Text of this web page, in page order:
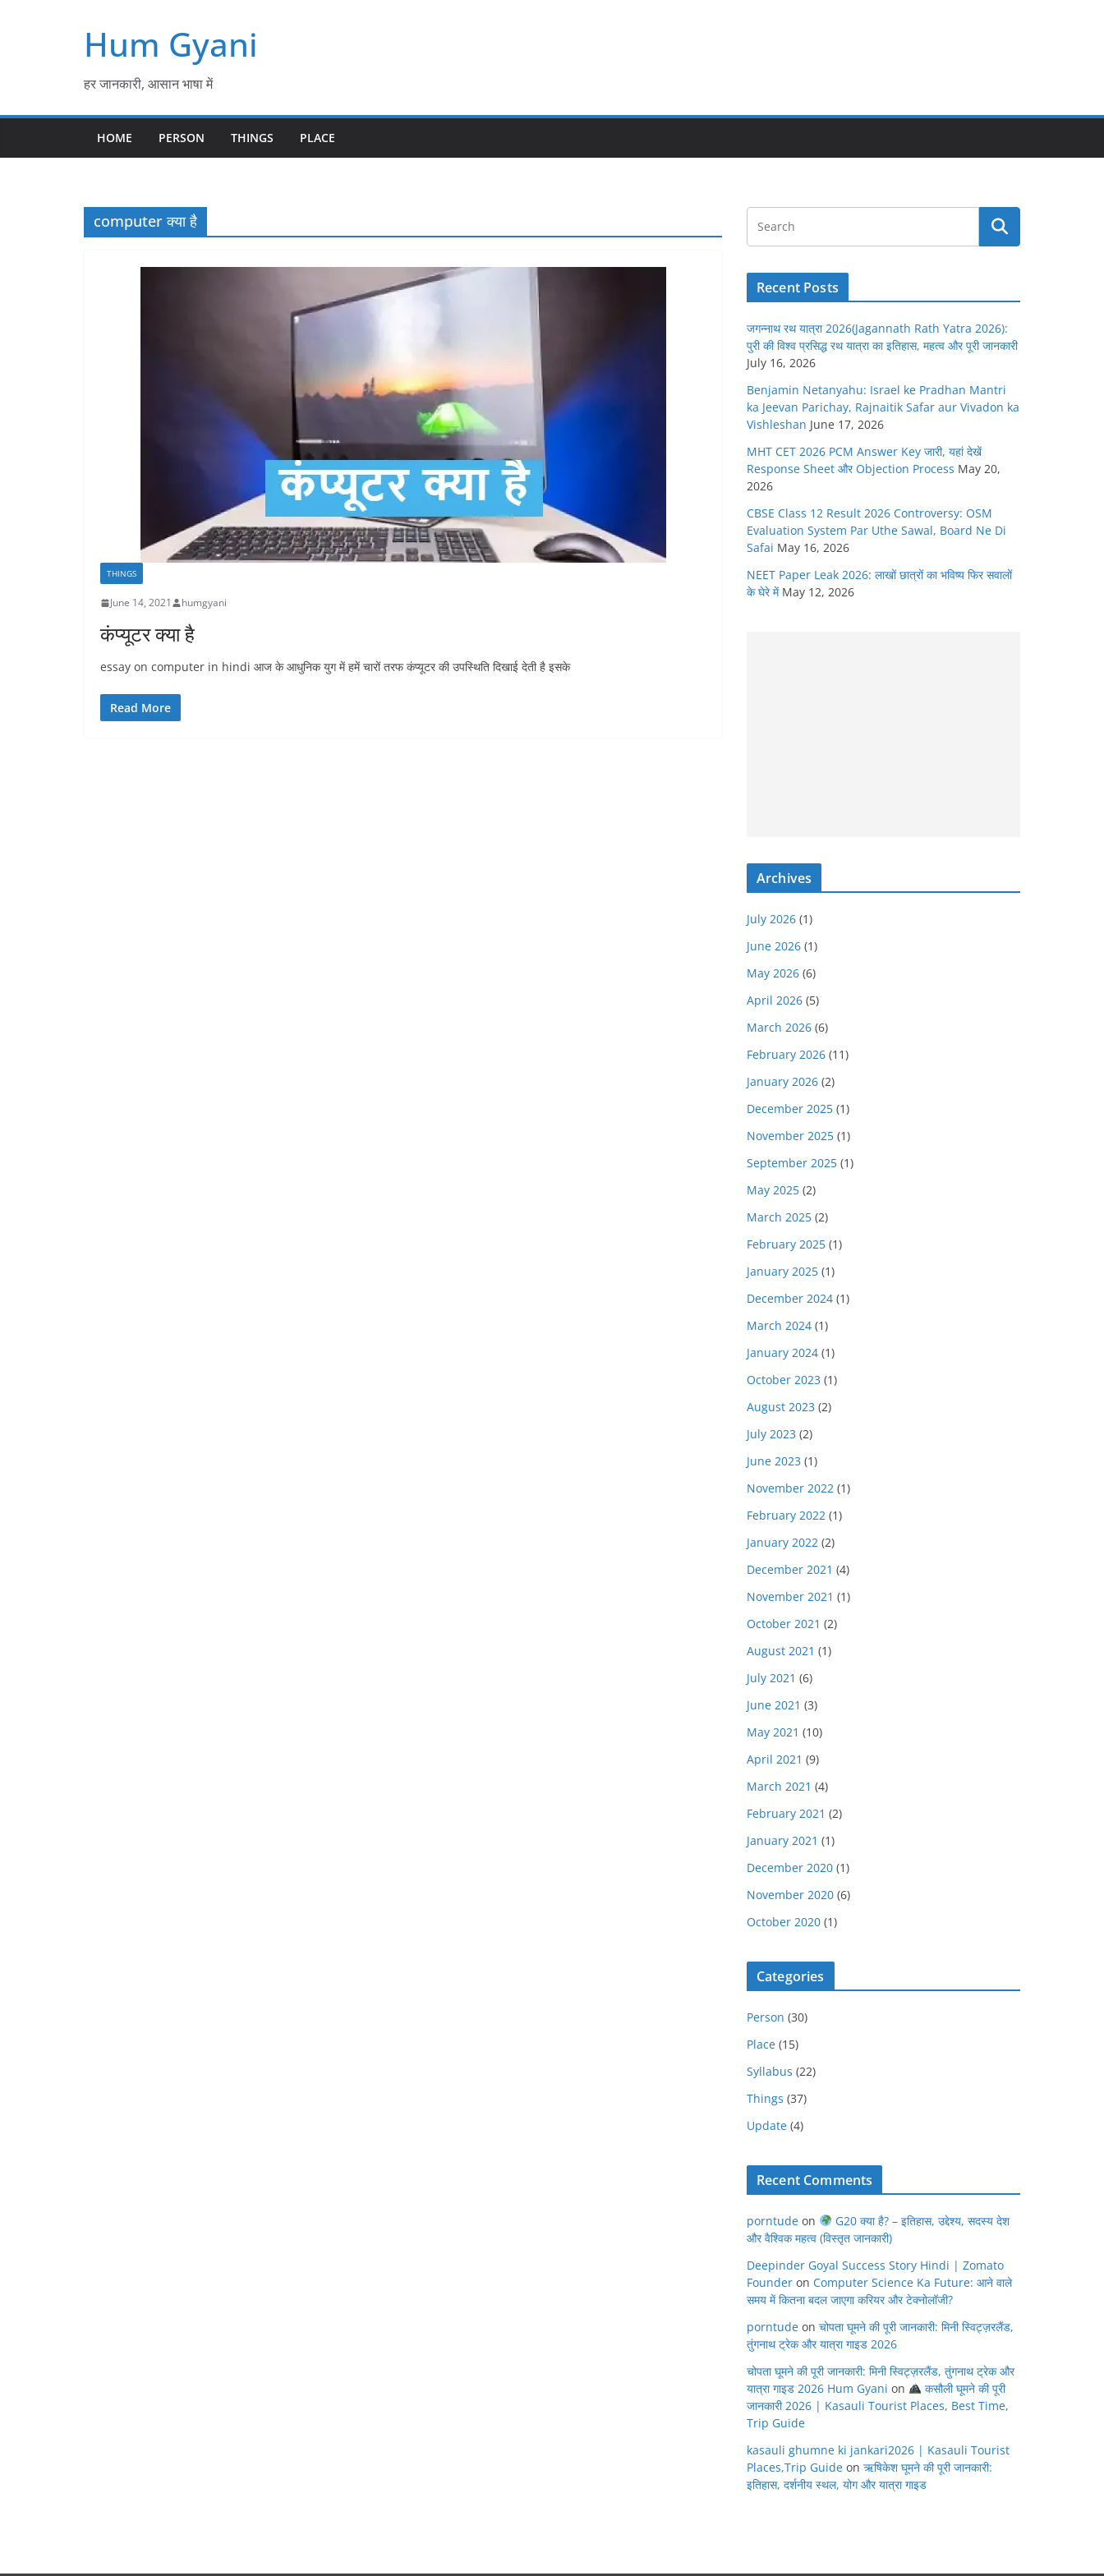
Hum Gyani
हर जानकारी, आसान भाषा में
HOME PERSON THINGS PLACE
computer क्या है
THINGS
June 14, 2021 humgyani
कंप्यूटर क्या है
essay on computer in hindi आज के आधुनिक युग में हमें चारों तरफ कंप्यूटर की उपस्थिति दिखाई देती है इसके
Read More
Recent Posts
जगन्नाथ रथ यात्रा 2026(Jagannath Rath Yatra 2026):
पुरी की विश्व प्रसिद्ध रथ यात्रा का इतिहास, महत्व और पूरी जानकारी
July 16, 2026
Benjamin Netanyahu: Israel ke Pradhan Mantri
ka Jeevan Parichay, Rajnaitik Safar aur Vivadon ka
Vishleshan June 17, 2026
MHT CET 2026 PCM Answer Key जारी, यहां देखें
Response Sheet और Objection Process May 20,
2026
CBSE Class 12 Result 2026 Controversy: OSM
Evaluation System Par Uthe Sawal, Board Ne Di
Safai May 16, 2026
NEET Paper Leak 2026: लाखों छात्रों का भविष्य फिर सवालों
के घेरे में May 12, 2026
Archives
July 2026 (1)
June 2026 (1)
May 2026 (6)
April 2026 (5)
March 2026 (6)
February 2026 (11)
January 2026 (2)
December 2025 (1)
November 2025 (1)
September 2025 (1)
May 2025 (2)
March 2025 (2)
February 2025 (1)
January 2025 (1)
December 2024 (1)
March 2024 (1)
January 2024 (1)
October 2023 (1)
August 2023 (2)
July 2023 (2)
June 2023 (1)
November 2022 (1)
February 2022 (1)
January 2022 (2)
December 2021 (4)
November 2021 (1)
October 2021 (2)
August 2021 (1)
July 2021 (6)
June 2021 (3)
May 2021 (10)
April 2021 (9)
March 2021 (4)
February 2021 (2)
January 2021 (1)
December 2020 (1)
November 2020 (6)
October 2020 (1)
Categories
Person (30)
Place (15)
Syllabus (22)
Things (37)
Update (4)
Recent Comments
porntude on
G20 क्या है? – इतिहास, उद्देश्य, सदस्य देश
और वैश्विक महत्व (विस्तृत जानकारी)
Deepinder Goyal Success Story Hindi | Zomato
Founder on Computer Science Ka Future: आने वाले
समय में कितना बदल जाएगा करियर और टेक्नोलॉजी?
porntude on चोपता घूमने की पूरी जानकारी: मिनी स्विट्ज़रलैंड,
तुंगनाथ ट्रेक और यात्रा गाइड 2026
चोपता घूमने की पूरी जानकारी: मिनी स्विट्ज़रलैंड, तुंगनाथ ट्रेक और
यात्रा गाइड 2026 Hum Gyani on
कसौली घूमने की पूरी
जानकारी 2026 | Kasauli Tourist Places, Best Time,
Trip Guide
kasauli ghumne ki jankari2026 | Kasauli Tourist
Places,Trip Guide on ऋषिकेश घूमने की पूरी जानकारी:
इतिहास, दर्शनीय स्थल, योग और यात्रा गाइड